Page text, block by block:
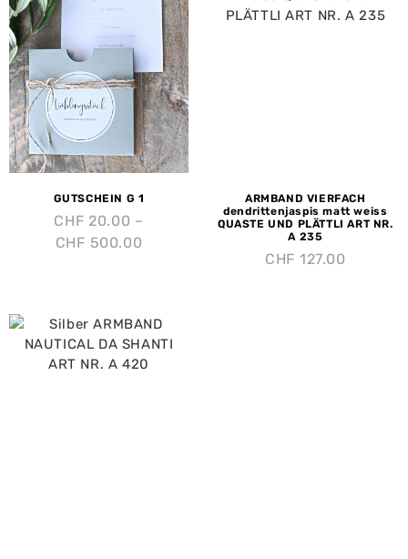
GUTSCHEIN G 1
CHF 20.00 –
CHF 500.00
ARMBAND VIERFACH
dendrittenjaspis matt weiss
QUASTE UND PLÄTTLI ART NR.
A 235
CHF 127.00